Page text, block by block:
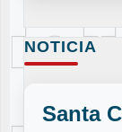
NOTICIA
Santa